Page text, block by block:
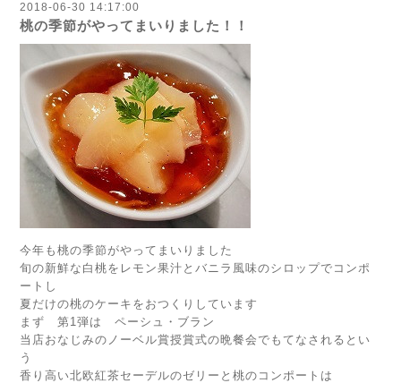
2018-06-30 14:17:00
桃の季節がやってまいりました！！
今年も桃の季節がやってまいりました
旬の新鮮な白桃をレモン果汁とバニラ風味のシロップでコンポ
ートし
夏だけの桃のケーキをおつくりしています
まず 第1弾は ペーシュ・ブラン
当店おなじみのノーベル賞授賞式の晩餐会でもてなされるとい
う
香り高い北欧紅茶セーデルのゼリーと桃のコンポートは